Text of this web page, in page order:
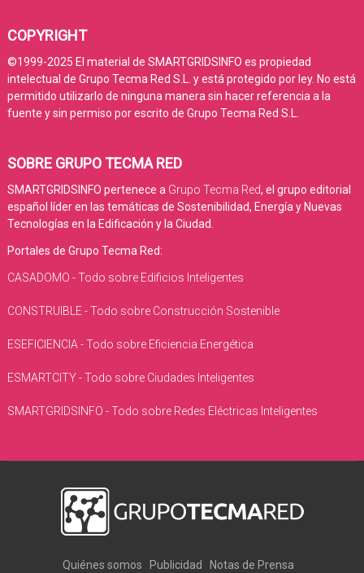
COPYRIGHT
©1999-2025 El material de SMARTGRIDSINFO es propiedad
intelectual de Grupo Tecma Red S.L. y está protegido por ley. No está
permitido utilizarlo de ninguna manera sin hacer referencia a la
fuente y sin permiso por escrito de Grupo Tecma Red S.L.
SOBRE GRUPO TECMA RED
SMARTGRIDSINFO pertenece a Grupo Tecma Red, el grupo editorial
español líder en las temáticas de Sostenibilidad, Energía y Nuevas
Tecnologías en la Edificación y la Ciudad.
Portales de Grupo Tecma Red:
CASADOMO - Todo sobre Edificios Inteligentes
CONSTRUIBLE - Todo sobre Construcción Sostenible
ESEFICIENCIA - Todo sobre Eficiencia Energética
ESMARTCITY - Todo sobre Ciudades Inteligentes
SMARTGRIDSINFO - Todo sobre Redes Eléctricas Inteligentes
Quiénes somos Publicidad Notas de Prensa